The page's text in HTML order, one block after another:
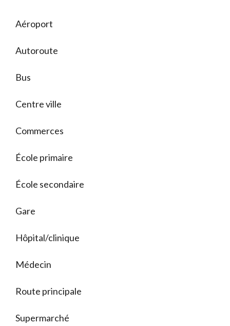
Aéroport
Autoroute
Bus
Centre ville
Commerces
École primaire
École secondaire
Gare
Hôpital/clinique
Médecin
Route principale
Supermarché